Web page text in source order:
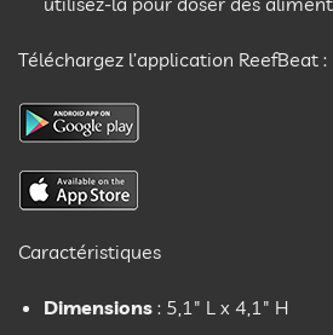
Téléchargez l’application ReefBeat :
Caractéristiques
Dimensions: 5,1″ L x 4,1″ H